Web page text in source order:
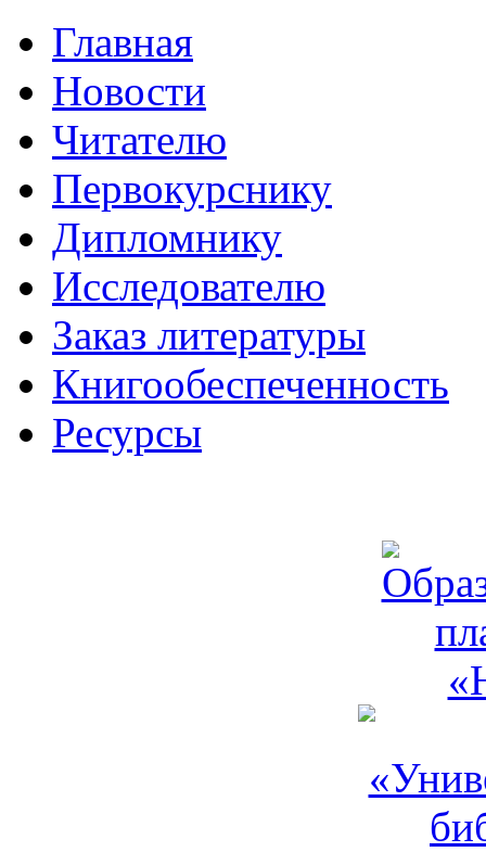
Главная
Новости
Читателю
Первокурснику
Дипломнику
Исследователю
Заказ литературы
Книгообеспеченность
Ресурсы